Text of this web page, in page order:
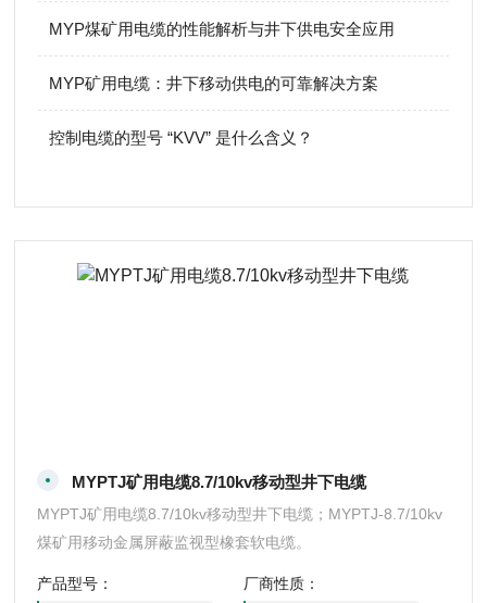
MYP煤矿用电缆的性能解析与井下供电安全应用
MYP矿用电缆：井下移动供电的可靠解决方案
控制电缆的型号 “KVV” 是什么含义？
MYPTJ矿用电缆8.7/10kv移动型井下电缆
MYPTJ矿用电缆8.7/10kv移动型井下电缆；MYPTJ-8.7/10kv
煤矿用移动金属屏蔽监视型橡套软电缆。
产品型号：
厂商性质：